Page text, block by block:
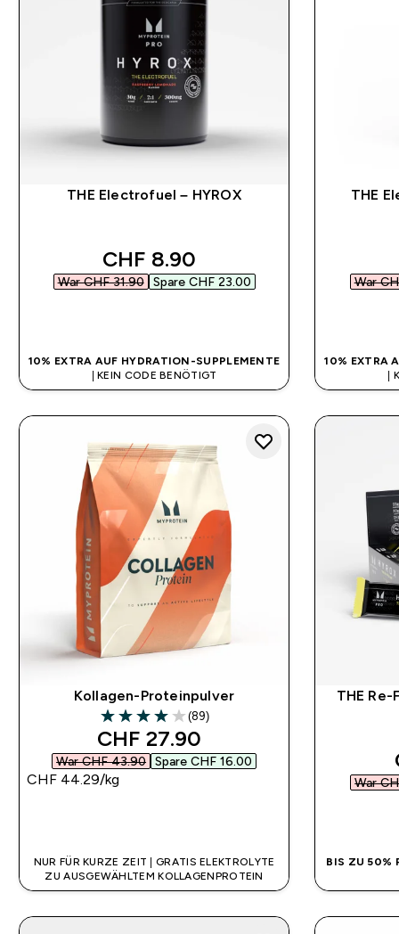
THE Electrofuel – HYROX
discounted price
CHF 8.90‎
War CHF 31.90‎ Spare CHF 23.00‎
10% EXTRA AUF HYDRATION-SUPPLEMENTE
| KEIN CODE BENÖTIGT
THE
War
10% EXTRA
|
Kollagen-Proteinpulver
3.97 out of 5 stars
(89)
discounted price
CHF 27.90‎
War CHF 43.90‎ Spare CHF 16.00‎
CHF 44.29‎/kg
NUR FÜR KURZE ZEIT | GRATIS ELEKTROLYTE
ZU AUSGEWÄHLTEM KOLLAGENPROTEIN
THE Re-
War
BIS ZU 50%